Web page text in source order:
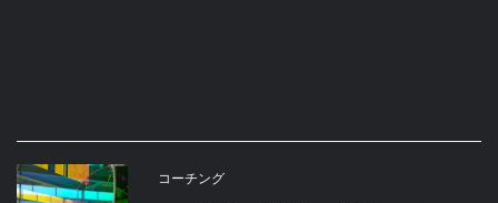
コーチング